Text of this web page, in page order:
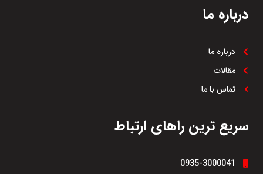
درباره ما
درباره ما
مقالات
تماس با ما
سریع ترین راهای ارتباط
0935-3000041